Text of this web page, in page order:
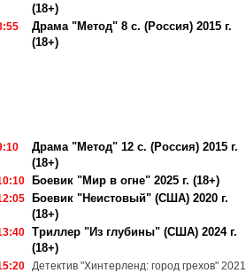
(18+)
Драма "Метод" 8 с. (Россия) 2015 г.
(18+)
Драма "Метод" 12 с. (Россия) 2015 г.
(18+)
Боевик "Мир в огне" 2025 г. (18+)
Боевик "Неистовый" (США) 2020 г.
(18+)
Триллер "Из глубины" (США) 2024 г.
(18+)
Детектив "Хинтерленд: город грехов" 2021